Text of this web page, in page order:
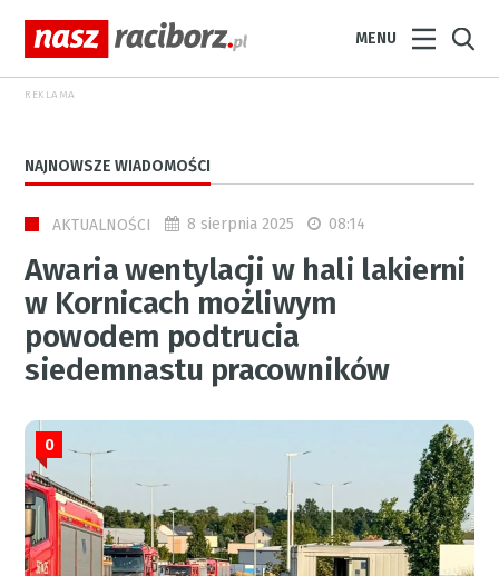
MENU
REKLAMA
NAJNOWSZE WIADOMOŚCI
AKTUALNOŚCI 8 sierpnia 2025 08:14
Awaria wentylacji w hali lakierni
w Kornicach możliwym
powodem podtrucia
siedemnastu pracowników
0